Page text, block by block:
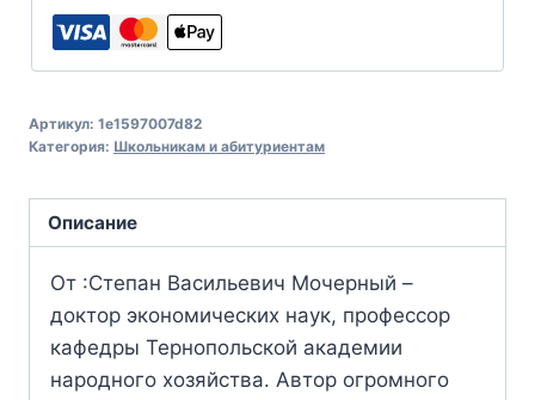
Артикул: 1e1597007d82
Категория: Школьникам и абитуриентам
Описание
От :Степан Васильевич Мочерный –
доктор экономических наук, профессор
кафедры Тернопольской академии
народного хозяйства. Автор огромного